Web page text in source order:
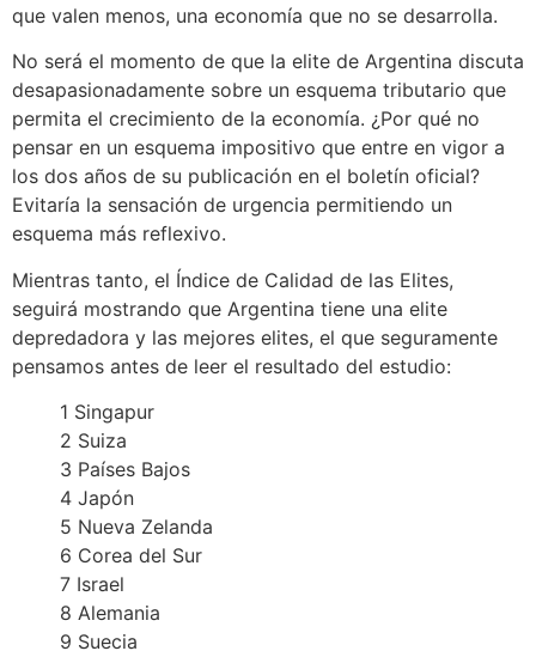
que valen menos, una economía que no se desarrolla.
No será el momento de que la elite de Argentina discuta
desapasionadamente sobre un esquema tributario que
permita el crecimiento de la economía. ¿Por qué no
pensar en un esquema impositivo que entre en vigor a
los dos años de su publicación en el boletín oficial?
Evitaría la sensación de urgencia permitiendo un
esquema más reflexivo.
Mientras tanto, el Índice de Calidad de las Elites,
seguirá mostrando que Argentina tiene una elite
depredadora y las mejores elites, el que seguramente
pensamos antes de leer el resultado del estudio:
1 Singapur
2 Suiza
3 Países Bajos
4 Japón
5 Nueva Zelanda
6 Corea del Sur
7 Israel
8 Alemania
9 Suecia